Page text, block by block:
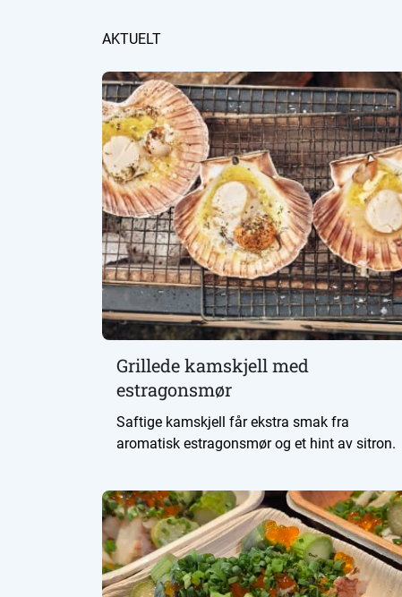
AKTUELT
Grillede kamskjell med
estragonsmør
Saftige kamskjell får ekstra smak fra
aromatisk estragonsmør og et hint av sitron.